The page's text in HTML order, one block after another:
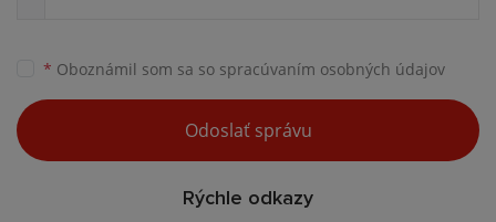
* Oboznámil som sa so spracúvaním osobných údajov
Odoslať správu
Rýchle odkazy